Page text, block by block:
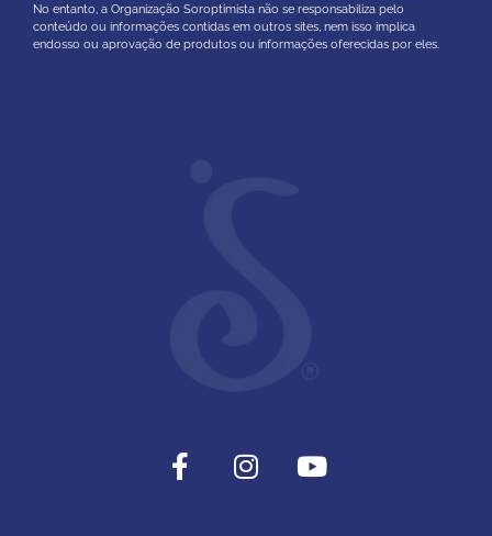
No entanto, a Organização Soroptimista não se responsabiliza pelo
conteúdo ou informações contidas em outros sites, nem isso implica
endosso ou aprovação de produtos ou informações oferecidas por eles.